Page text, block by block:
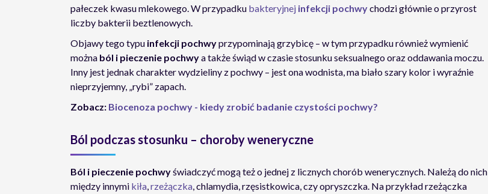
pałeczek kwasu mlekowego. W przypadku bakteryjnej infekcji pochwychodzi głównie o przyrost
liczby bakterii beztlenowych.
Objawy tego typu infekcji pochwyprzypominają grzybicę – w tym przypadku również wymienić
można ból i pieczenie pochwya także świąd w czasie stosunku seksualnego oraz oddawania moczu.
Inny jest jednak charakter wydzieliny z pochwy – jest ona wodnista, ma biało szary kolor i wyraźnie
nieprzyjemny, „rybi” zapach.
Zobacz: Biocenoza pochwy - kiedy zrobić badanie czystości pochwy?
Ból podczas stosunku – choroby weneryczne
Ból i pieczenie pochwyświadczyć mogą też o jednej z licznych chorób wenerycznych. Należą do nich
między innymi kiła,rzeżączka, chlamydia, rzęsistkowica, czy opryszczka. Na przykład rzeżączka